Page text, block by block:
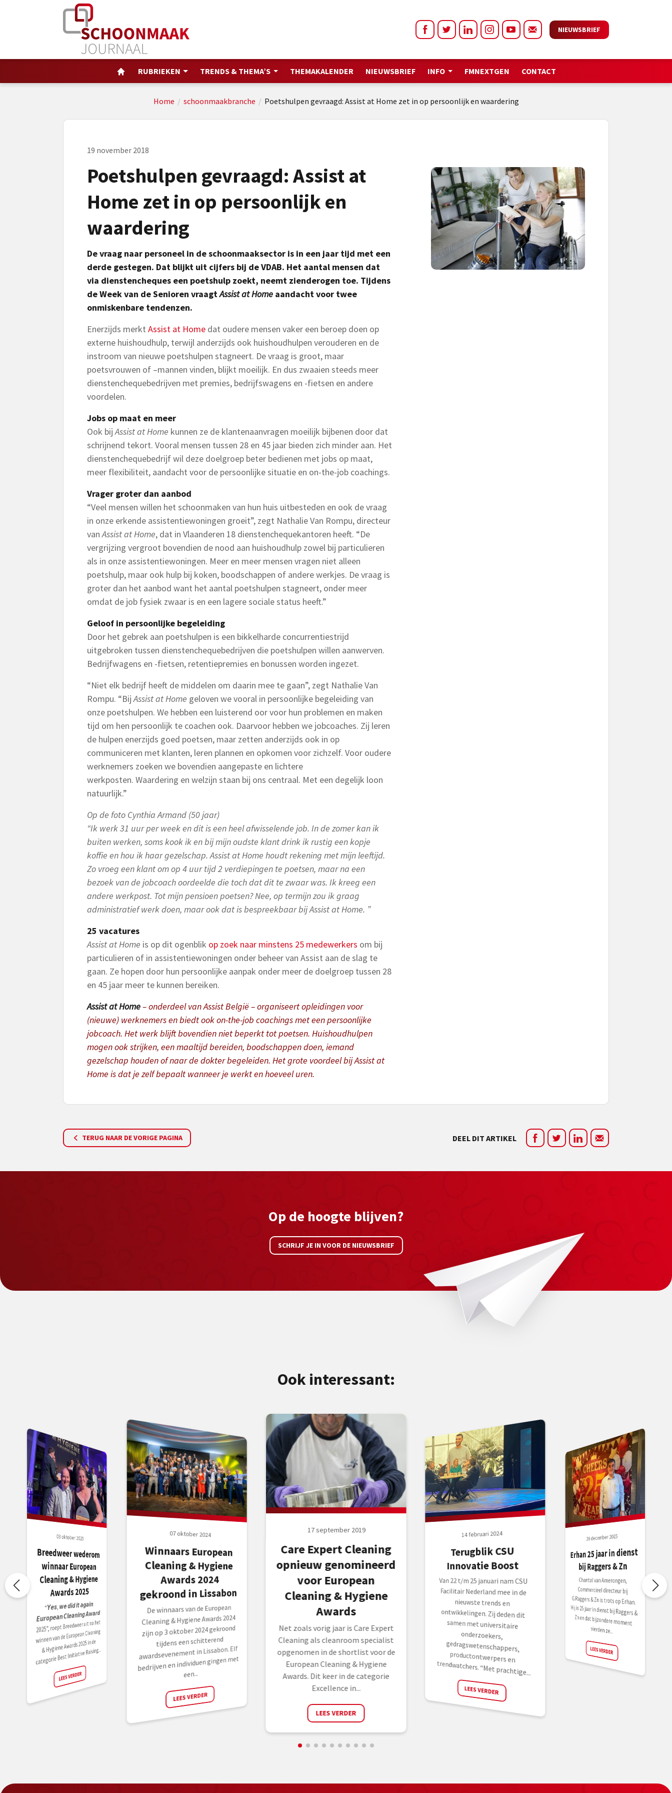
NIEUWSBRIEF
RUBRIEKEN TRENDS & THEMA’S THEMAKALENDER NIEUWSBRIEF INFO FMNEXTGEN CONTACT
Home / schoonmaakbranche / Poetshulpen gevraagd: Assist at Home zet in op persoonlijk en waardering
19 november 2018
Poetshulpen gevraagd: Assist at
Home zet in op persoonlijk en
waardering
De vraag naar personeel in de schoonmaaksector is in een jaar tijd met een
derde gestegen. Dat blijkt uit cijfers bij de VDAB. Het aantal mensen dat
via dienstencheques een poetshulp zoekt, neemt zienderogen toe. Tijdens
de Week van de Senioren vraagtAssist at Home aandacht voor twee
onmiskenbare tendenzen.
Enerzijds merkt Assist at Home dat oudere mensen vaker een beroep doen op
externe huishoudhulp, terwijl anderzijds ook huishoudhulpen verouderen en de
instroom van nieuwe poetshulpen stagneert. De vraag is groot, maar
poetsvrouwen of –mannen vinden, blijkt moeilijk. En dus zwaaien steeds meer
dienstenchequebedrijven met premies, bedrijfswagens en -fietsen en andere
voordelen.
Jobs op maat en meer
Ook bijAssist at Home kunnen ze de klantenaanvragen moeilijk bijbenen door dat
schrijnend tekort. Vooral mensen tussen 28 en 45 jaar bieden zich minder aan. Het
dienstenchequebedrijf wil deze doelgroep beter bedienen met jobs op maat,
meer flexibiliteit, aandacht voor de persoonlijke situatie en on-the-job coachings.
Vrager groter dan aanbod
“Veel mensen willen het schoonmaken van hun huis uitbesteden en ook de vraag
in onze erkende assistentiewoningen groeit”, zegt Nathalie Van Rompu, directeur
vanAssist at Home, dat in Vlaanderen 18 dienstenchequekantoren heeft. “De
vergrijzing vergroot bovendien de nood aan huishoudhulp zowel bij particulieren
als in onze assistentiewoningen. Meer en meer mensen vragen niet alleen
poetshulp, maar ook hulp bij koken, boodschappen of andere werkjes. De vraag is
groter dan het aanbod want het aantal poetshulpen stagneert, onder meer
omdat de job fysiek zwaar is en een lagere sociale status heeft.”
Geloof in persoonlijke begeleiding
Door het gebrek aan poetshulpen is een bikkelharde concurrentiestrijd
uitgebroken tussen dienstenchequebedrijven die poetshulpen willen aanwerven.
Bedrijfwagens en -fietsen, retentiepremies en bonussen worden ingezet.
“Niet elk bedrijf heeft de middelen om daarin mee te gaan”, zegt Nathalie Van
Rompu. “BijAssist at Home geloven we vooral in persoonlijke begeleiding van
onze poetshulpen. We hebben een luisterend oor voor hun problemen en maken
tijd om hen persoonlijk te coachen ook. Daarvoor hebben we jobcoaches. Zij leren
de hulpen enerzijds goed poetsen, maar zetten anderzijds ook in op
communiceren met klanten, leren plannen en opkomen voor zichzelf. Voor oudere
werknemers zoeken we bovendien aangepaste en lichtere
werkposten. Waardering en welzijn staan bij ons centraal. Met een degelijk loon
natuurlijk.”
Op de foto Cynthia Armand (50 jaar)
“Ik werk 31 uur per week en dit is een heel afwisselende job. In de zomer kan ik
buiten werken, soms kook ik en bij mijn oudste klant drink ik rustig een kopje
koffie en hou ik haar gezelschap. Assist at Home houdt rekening met mijn leeftijd.
Zo vroeg een klant om op 4 uur tijd 2 verdiepingen te poetsen, maar na een
bezoek van de jobcoach oordeelde die toch dat dit te zwaar was. Ik kreeg een
andere werkpost. Tot mijn pensioen poetsen? Nee, op termijn zou ik graag
administratief werk doen, maar ook dat is bespreekbaar bij Assist at Home. ”
25 vacatures
Assist at Home is op dit ogenblik op zoek naar minstens 25 medewerkers om bij
particulieren of in assistentiewoningen onder beheer van Assist aan de slag te
gaan. Ze hopen door hun persoonlijke aanpak onder meer de doelgroep tussen 28
en 45 jaar meer te kunnen bereiken.
Assist at Home– onderdeel van Assist België – organiseert opleidingen voor
(nieuwe) werknemers en biedt ook on-the-job coachings met een persoonlijke
jobcoach. Het werk blijft bovendien niet beperkt tot poetsen. Huishoudhulpen
mogen ook strijken, een maaltijd bereiden, boodschappen doen, iemand
gezelschap houden of naar de dokter begeleiden. Het grote voordeel bij Assist at
Home is dat je zelf bepaalt wanneer je werkt en hoeveel uren.
TERUG NAAR DE VORIGE PAGINA DEEL DIT ARTIKEL
Op de hoogte blijven?
SCHRIJF JE IN VOOR DE NIEUWSBRIEF
Ook interessant:
03 oktober 2025
Breedweer wederom
winnaar European
Cleaning & Hygiene
Awards 2025
“𝙔𝙚𝙨, 𝙬𝙚 𝙙𝙞𝙙 𝙞𝙩 𝙖𝙜𝙖𝙞𝙣:
𝙀𝙪𝙧𝙤𝙥𝙚𝙖𝙣 𝘾𝙡𝙚𝙖𝙣𝙞𝙣𝙜 𝘼𝙬𝙖𝙧𝙙
2025”, roept Breedweer uit na het
winnen van de European Cleaning
& Hygiene Awards 2025 in de
categorie Best Initiative Raising...
LEES VERDER
07 oktober 2024
Winnaars European
Cleaning & Hygiene
Awards 2024
gekroond in Lissabon
De winnaars van de European
Cleaning & Hygiene Awards 2024
zijn op 3 oktober 2024 gekroond
tijdens een schitterend
awardsevenement in Lissabon. Elf
bedrijven en individuen gingen met
een...
LEES VERDER
17 september 2019
Care Expert Cleaning
opnieuw genomineerd
voor European
Cleaning & Hygiene
Awards
Net zoals vorig jaar is Care Expert
Cleaning als cleanroom specialist
opgenomen in de shortlist voor de
European Cleaning & Hygiene
Awards. Dit keer in de categorie
Excellence in...
LEES VERDER
14 februari 2024
Terugblik CSU
Innovatie Boost
Van 22 t/m 25 januari nam CSU
Facilitair Nederland mee in de
nieuwste trends en
ontwikkelingen. Zij deden dit
samen met universitaire
onderzoekers,
gedragswetenschappers,
productontwerpers en
trendwatchers. “Met prachtige...
LEES VERDER
26 december 2025
Erhan 25 jaar in dienst
bij Raggers & Zn
Chantal van Amerongen,
Commercieel directeur bij
G.Raggers & Zn is trots op Erhan.
Hij is 25 jaar in dienst bij Raggers &
Zn en dat bijzondere moment
vierden ze...
LEES VERDER